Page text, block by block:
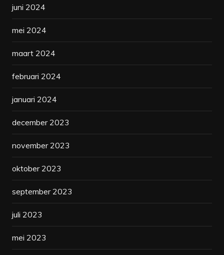
juni 2024
mei 2024
maart 2024
februari 2024
januari 2024
december 2023
november 2023
oktober 2023
september 2023
juli 2023
mei 2023